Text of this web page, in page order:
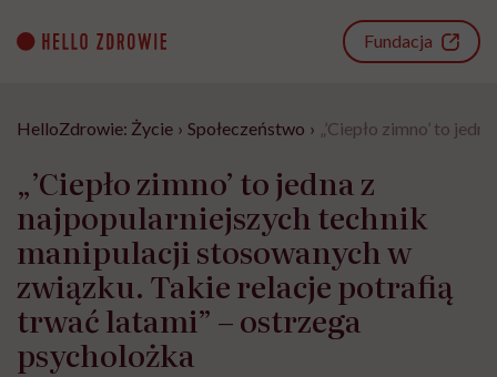
content
Fundacja
HelloZdrowie: Życie › Społeczeństwo › „’Ciepło zimno’ to
„’Ciepło zimno’ to jedna z
najpopularniejszych technik
manipulacji stosowanych w
związku. Takie relacje potrafią
trwać latami” – ostrzega
psycholożka